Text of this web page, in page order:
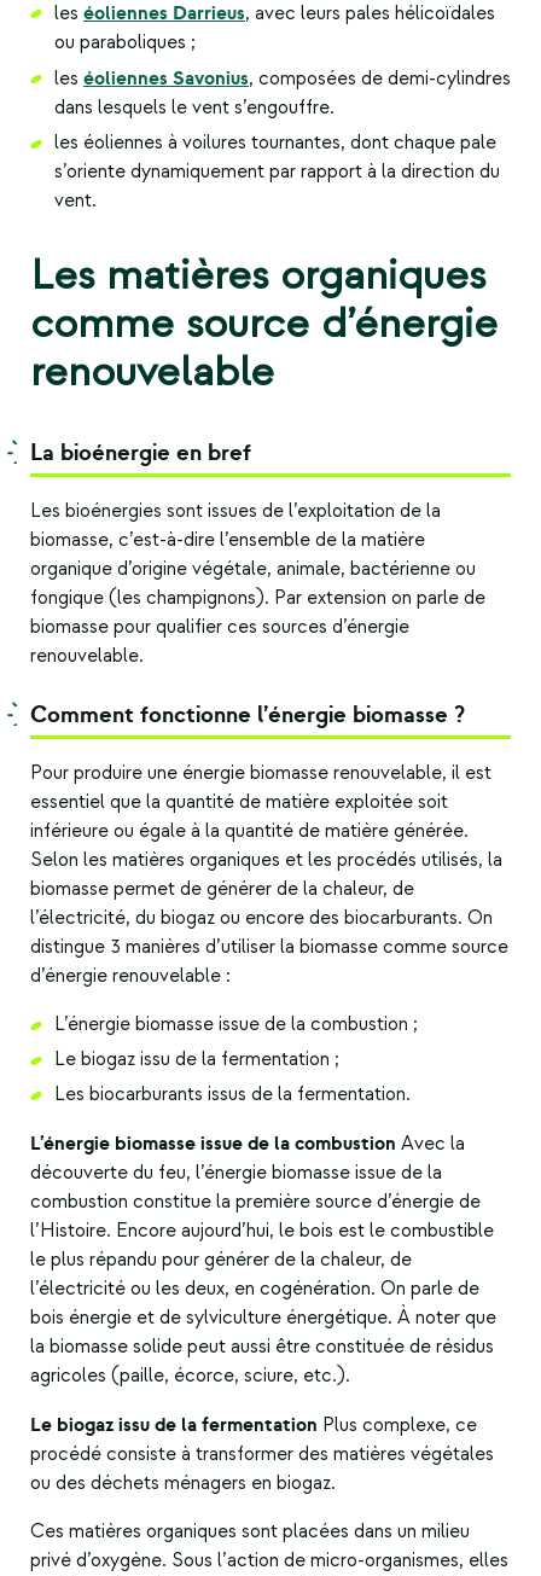
les éoliennes Darrieus, avec leurs pales hélicoïdales
ou paraboliques ;
les éoliennes Savonius, composées de demi-cylindres
dans lesquels le vent s’engouffre.
les éoliennes à voilures tournantes, dont chaque pale
s’oriente dynamiquement par rapport à la direction du
vent.
Les matières organiques
comme source d’énergie
renouvelable
La bioénergie en bref
Les bioénergies sont issues de l’exploitation de la
biomasse, c’est-à-dire l’ensemble de la matière
organique d’origine végétale, animale, bactérienne ou
fongique (les champignons). Par extension on parle de
biomasse pour qualifier ces sources d’énergie
renouvelable.
Comment fonctionne l’énergie biomasse ?
Pour produire une énergie biomasse renouvelable, il est
essentiel que la quantité de matière exploitée soit
inférieure ou égale à la quantité de matière générée.
Selon les matières organiques et les procédés utilisés, la
biomasse permet de générer de la chaleur, de
l’électricité, du biogaz ou encore des biocarburants. On
distingue 3 manières d’utiliser la biomasse comme source
d’énergie renouvelable :
L’énergie biomasse issue de la combustion ;
Le biogaz issu de la fermentation ;
Les biocarburants issus de la fermentation.
L’énergie biomasse issue de la combustion Avec la
découverte du feu, l’énergie biomasse issue de la
combustion constitue la première source d’énergie de
l’Histoire. Encore aujourd’hui, le bois est le combustible
le plus répandu pour générer de la chaleur, de
l’électricité ou les deux, en cogénération. On parle de
bois énergie et de sylviculture énergétique. À noter que
la biomasse solide peut aussi être constituée de résidus
agricoles (paille, écorce, sciure, etc.).
Le biogaz issu de la fermentation Plus complexe, ce
procédé consiste à transformer des matières végétales
ou des déchets ménagers en biogaz.
Ces matières organiques sont placées dans un milieu
privé d’oxygène. Sous l’action de micro-organismes, elles